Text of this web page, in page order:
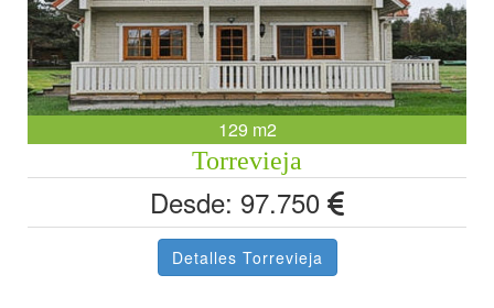
129 m2
Torrevieja
Desde: 97.750
Detalles Torrevieja